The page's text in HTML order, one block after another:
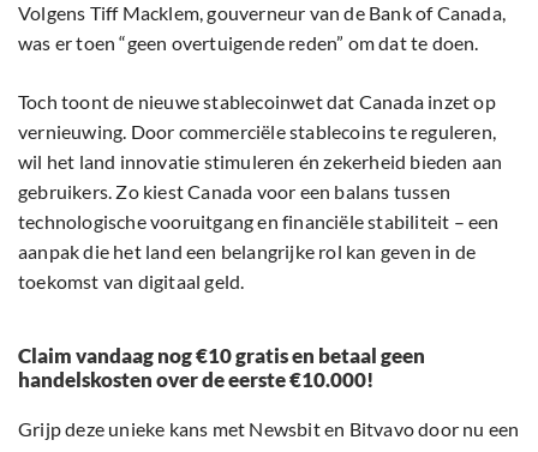
Volgens Tiff Macklem, gouverneur van de Bank of Canada,
was er toen “geen overtuigende reden” om dat te doen.
Toch toont de nieuwe stablecoinwet dat Canada inzet op
vernieuwing. Door commerciële stablecoins te reguleren,
wil het land innovatie stimuleren én zekerheid bieden aan
gebruikers. Zo kiest Canada voor een balans tussen
technologische vooruitgang en financiële stabiliteit – een
aanpak die het land een belangrijke rol kan geven in de
toekomst van digitaal geld.
Claim vandaag nog €10 gratis en betaal geen
handelskosten over de eerste €10.000!
Grijp deze unieke kans met Newsbit en Bitvavo door nu een